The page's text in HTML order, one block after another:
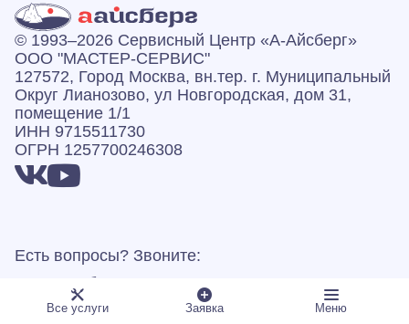
© 1993–2026 Сервисный Центр «А‑Айсберг»
ООО "МАСТЕР-СЕРВИС"
127572, Город Москва, вн.тер. г. Муниципальный
Округ Лианозово, ул Новгородская, дом 31,
помещение 1/1
ИНН 9715511730
ОГРН 1257700246308
Есть вопросы? Звоните:
Режим работы: пн-вс 07:00–23:00
Вся представленная на сайте информация, касающаяся
Все услуги Заявка Меню